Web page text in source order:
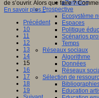
eTwinning
Prospective
Ecosystème
Espaces
Politique
Scénarios
Temps
Réseaux sociaux
Algorithme
Données
Réseaux
Sélection de
Education
de s’ouvrir. Alors que faire ?
En savoir plus...
Précédent
10
11
12
13
14
15
16
17
18
19